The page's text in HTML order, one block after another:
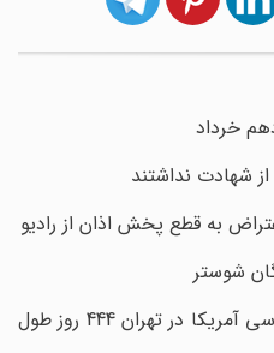
خرداد
به قطع پخش اذان از رادیو
شوستر
چرا جریان تسخیر لانه جاسوسی آمریکا در تهران 444 روز طول